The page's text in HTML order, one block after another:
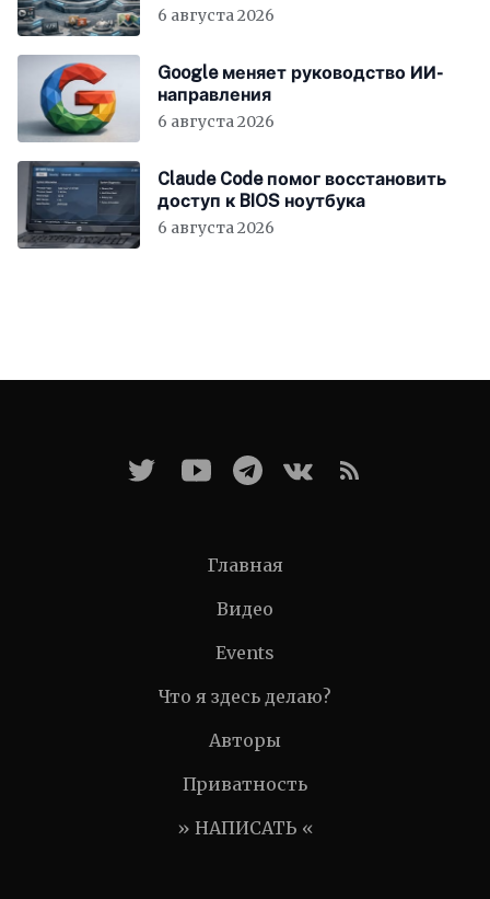
6 августа 2026
Google меняет руководство ИИ-
направления
6 августа 2026
Claude Code помог восстановить
доступ к BIOS ноутбука
6 августа 2026
Главная
Видео
Events
Что я здесь делаю?
Авторы
Приватность
» НАПИСАТЬ «